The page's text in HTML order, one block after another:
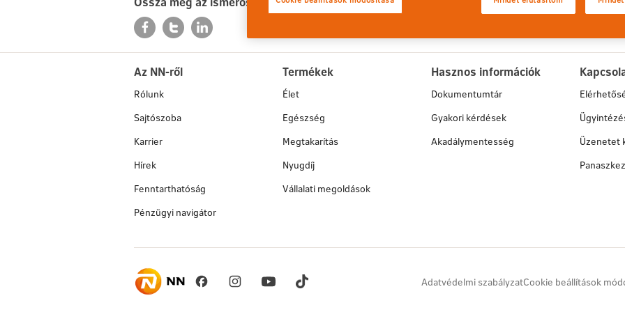
Az NN-ről
Rólunk
Sajtószoba
Karrier
Hírek
Fenntarthatóság
Pénzügyi navigátor
Termékek
Élet
Egészség
Megtakarítás
Nyugdíj
Vállalati megoldások
Hasznos információk
Dokumentumtár
Gyakori kérdések
Akadálymentesség
Üzenetet
Adatvédelmi szabályzatCookie beállítások